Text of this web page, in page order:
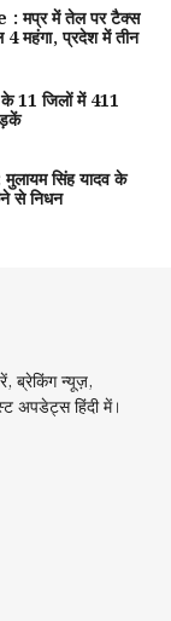
में तेल पर टैक्स
महंगा, प्रदेश में तीन
11 जिलों में 411
सिंह यादव के
से निधन
ब्रेकिंग न्यूज़,
अपडेट्स हिंदी में।